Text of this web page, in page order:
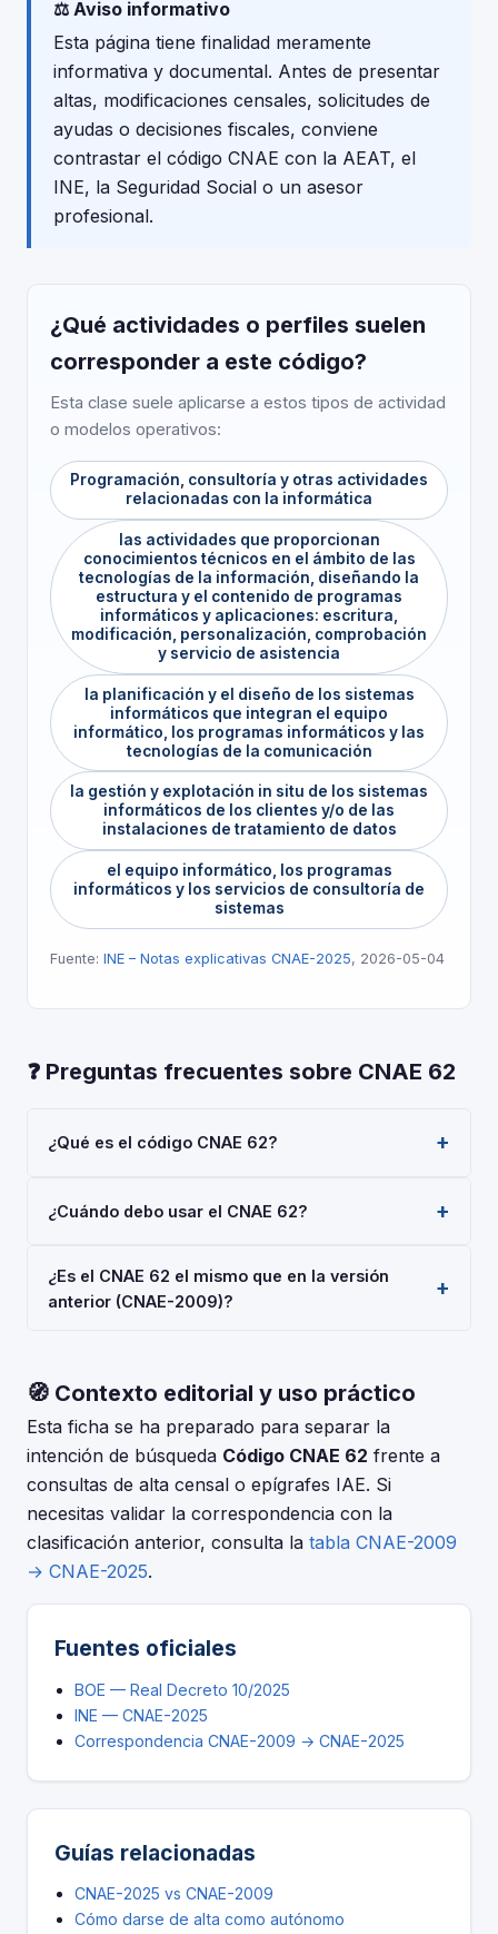
⚖️ Aviso informativo
Esta página tiene finalidad meramente
informativa y documental. Antes de presentar
altas, modificaciones censales, solicitudes de
ayudas o decisiones fiscales, conviene
contrastar el código CNAE con la AEAT, el
INE, la Seguridad Social o un asesor
profesional.
¿Qué actividades o perfiles suelen
corresponder a este código?
Esta clase suele aplicarse a estos tipos de actividad
o modelos operativos:
Programación, consultoría y otras actividades
relacionadas con la informática
las actividades que proporcionan
conocimientos técnicos en el ámbito de las
tecnologías de la información, diseñando la
estructura y el contenido de programas
informáticos y aplicaciones: escritura,
modificación, personalización, comprobación
y servicio de asistencia
la planificación y el diseño de los sistemas
informáticos que integran el equipo
informático, los programas informáticos y las
tecnologías de la comunicación
la gestión y explotación in situ de los sistemas
informáticos de los clientes y/o de las
instalaciones de tratamiento de datos
el equipo informático, los programas
informáticos y los servicios de consultoría de
sistemas
Fuente: INE – Notas explicativas CNAE-2025, 2026-05-04
❓ Preguntas frecuentes sobre CNAE 62
¿Qué es el código CNAE 62?
consultoría y otras actividades relacionadas con la
Actividades Económicas 2025 (CNAE-2025), aprobada
por Real Decreto 10/2025. Es un código de nivel
¿Cuándo debo usar el CNAE 62?
'Programación, consultoría y otras actividades
relacionadas con la informática'. Deberás indicarlo al
solicitar subvenciones.
¿Es el CNAE 62 el mismo que en la versión
anterior (CNAE-2009)?
para verificar si el código 62 tuvo modificaciones. El
periodo de adaptación fue hasta el 30 de junio de
2025.
🧭 Contexto editorial y uso práctico
Esta ficha se ha preparado para separar la
intención de búsqueda Código CNAE 62 frente a
consultas de alta censal o epígrafes IAE. Si
necesitas validar la correspondencia con la
clasificación anterior, consulta la tabla CNAE-2009
→ CNAE-2025.
Fuentes oficiales
BOE — Real Decreto 10/2025
INE — CNAE-2025
Correspondencia CNAE-2009 → CNAE-2025
Guías relacionadas
CNAE-2025 vs CNAE-2009
Cómo darse de alta como autónomo